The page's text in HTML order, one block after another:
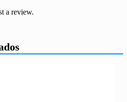
a review.